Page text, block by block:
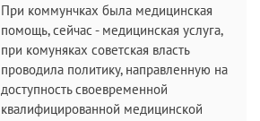
При коммунчках была медицинская
помощь, сейчас - медицинская услуга,
при комуняках советская власть
проводила политику, направленную на
доступность своевременной
квалифицированной медицинской